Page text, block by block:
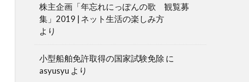
株主企画「年忘れにっぽんの歌 観覧募
集」2019 | ネット生活の楽しみ方
より
小型船舶免許取得の国家試験免除 に
asyusyu より